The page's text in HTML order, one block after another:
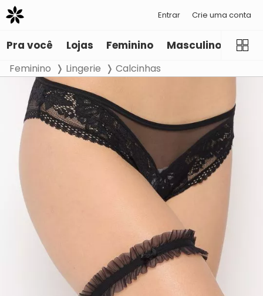
Entrar Crie uma conta
Pra você Lojas Feminino Masculino
Feminino Lingerie Calcinhas